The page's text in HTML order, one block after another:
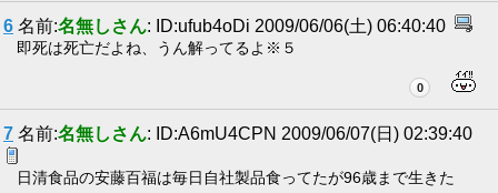
6 名前:名無しさん: ID:ufub4oDi 2009/06/06(土) 06:40:40
即死は死亡だよね、うん解ってるよ※５
0
7 名前:名無しさん: ID:A6mU4CPN 2009/06/07(日) 02:39:40
日清食品の安藤百福は毎日自社製品食ってたが96歳まで生きた